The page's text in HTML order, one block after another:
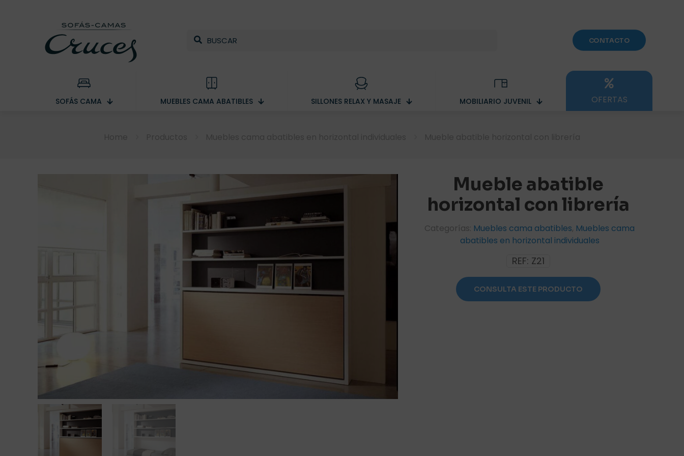
CONTACTO
SOFÁS CAMA MUEBLES CAMA ABATIBLES SILLONES RELAX Y MASAJE MOBILIARIO JUVENIL OFERTAS
Mueble abatible
horizontal con librería
REF: Z21
Categorías: Muebles cama abatibles, Muebles cama
abatibles en horizontal individuales
CONSULTA ESTE PRODUCTO